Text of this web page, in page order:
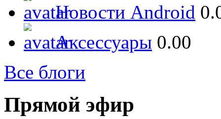
Новости Android
Аксессуары 0.00
Все блоги
Прямой эфир